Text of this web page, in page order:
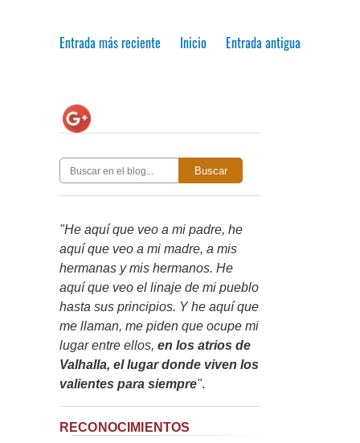
Entrada más reciente Entrada antigua
Inicio
Buscar
"He aquí que veo a mi padre, he
aquí que veo a mi madre, a mis
hermanas y mis hermanos. He
aquí que veo el linaje de mi pueblo
hasta sus principios. Y he aquí que
me llaman, me piden que ocupe mi
lugar entre ellos, en los atrios de
Valhalla, el lugar donde viven los
valientes para siempre".
RECONOCIMIENTOS